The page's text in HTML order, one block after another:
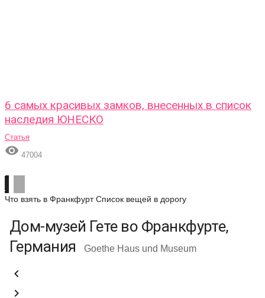
6 самых красивых замков, внесенных в список
наследия ЮНЕСКО
Статья
 47004
Что взять в Франкфурт Список вещей в дорогу
Дом-музей Гете во Франкфурте,
Германия
Goethe Haus und Museum

